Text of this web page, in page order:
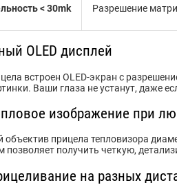
< 30mk Разрешение
OLED дисплей
встроен OLED-экран с
Ваши глаза не устанут, даже
изображение при
объектив прицела тепловизора
позволяет получить четкую,
на разных